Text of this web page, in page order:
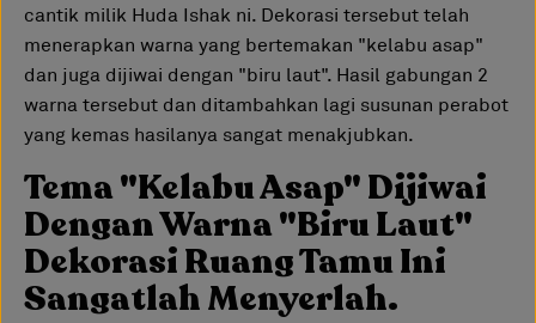
cantik milik Huda Ishak ni. Dekorasi tersebut telah
menerapkan warna yang bertemakan "kelabu asap"
dan juga dijiwai dengan "biru laut". Hasil gabungan 2
warna tersebut dan ditambahkan lagi susunan perabot
yang kemas hasilanya sangat menakjubkan.
Tema "Kelabu Asap" Dijiwai
Dengan Warna "Biru Laut"
Dekorasi Ruang Tamu Ini
Sangatlah Menyerlah.